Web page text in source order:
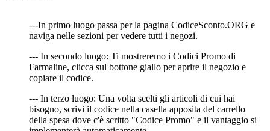
---In primo luogo passa per la pagina CodiceSconto.ORG e
naviga nelle sezioni per vedere tutti i negozi.
--- In secondo luogo: Ti mostreremo i Codici Promo di
Farmaline, clicca sul bottone giallo per aprire il negozio e
copiare il codice.
--- In terzo luogo: Una volta scelti gli articoli di cui hai
bisogno, scrivi il codice nella casella apposita del carrello
della spesa dove c'è scritto "Codice Promo" e il vantaggio si